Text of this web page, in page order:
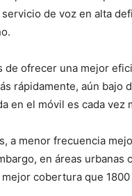
de voz en alta
de ofrecer una mejor
rápidamente, aún
en el móvil es cada vez
a menor frecuencia
en áreas
cobertura que 1800